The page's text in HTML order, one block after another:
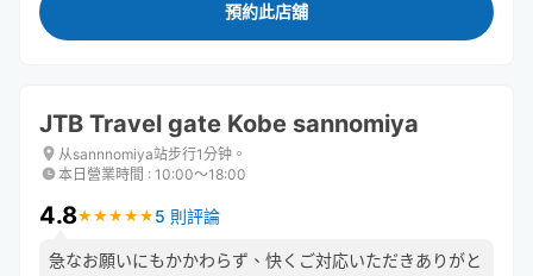
預約此店舖
JTB Travel gate Kobe sannomiya
从sannnomiya站步行1分钟。
本日營業時間 : 10:00〜18:00
4.8★ ★ ★ ★ ★
★ ★ ★ ★ ★ 5 則評論
急なお願いにもかかわらず、快くご対応いただきありがと